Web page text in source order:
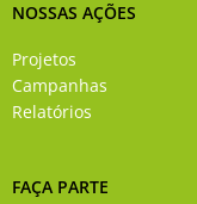
NOSSAS AÇÕES
Projetos
Campanhas
Relatórios
FAÇA PARTE